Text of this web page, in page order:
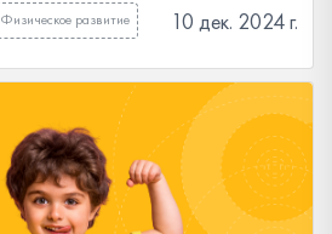
Физическое развитие 10 дек. 2024 г.